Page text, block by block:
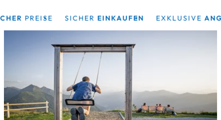
PREISE SICHEREINKAUFEN EXKLUSIVE